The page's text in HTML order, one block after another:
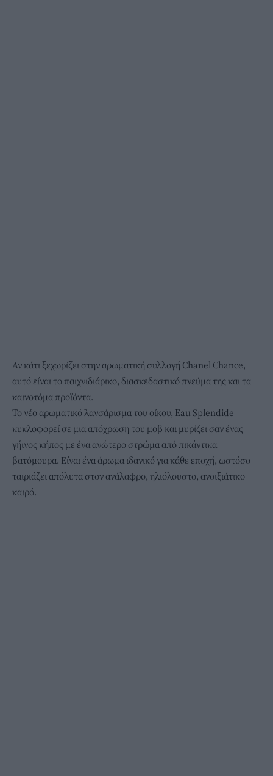
Αν κάτι ξεχωρίζει στην αρωματική συλλογή Chanel Chance,
αυτό είναι το παιχνιδιάρικο, διασκεδαστικό πνεύμα της και τα
καινοτόμα προϊόντα.
Το νέο αρωματικό λανσάρισμα του οίκου, Eau Splendide
κυκλοφορεί σε μια απόχρωση του μοβ και μυρίζει σαν ένας
γήινος κήπος με ένα ανώτερο στρώμα από πικάντικα
βατόμουρα. Είναι ένα άρωμα ιδανικό για κάθε εποχή, ωστόσο
ταιριάζει απόλυτα στον ανάλαφρο, ηλιόλουστο, ανοιξιάτικο
καιρό.